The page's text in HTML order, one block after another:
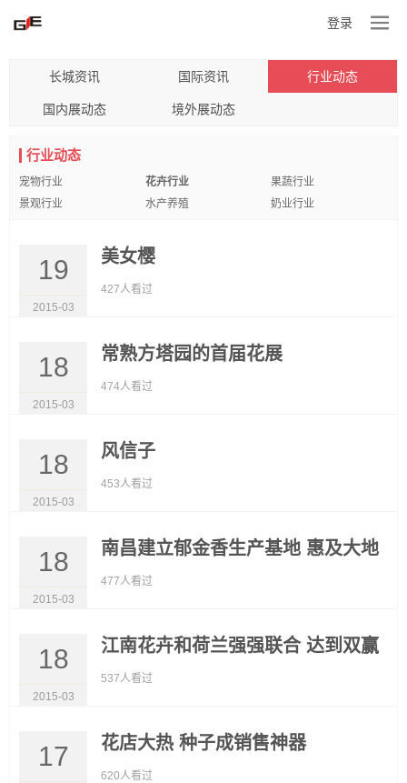
登录
长城资讯 国际资讯 行业动态
国内展动态 境外展动态
行业动态
宠物行业 花卉行业
果蔬行业
景观行业
水产养殖 奶业行业
19
2015-03
美女樱
427人看过
18
2015-03
常熟方塔园的首届花展
474人看过
18
2015-03
风信子
453人看过
18
2015-03
南昌建立郁金香生产基地 惠及大地
477人看过
18
2015-03
江南花卉和荷兰强强联合 达到双赢
537人看过
17 花店大热 种子成销售神器
620人看过